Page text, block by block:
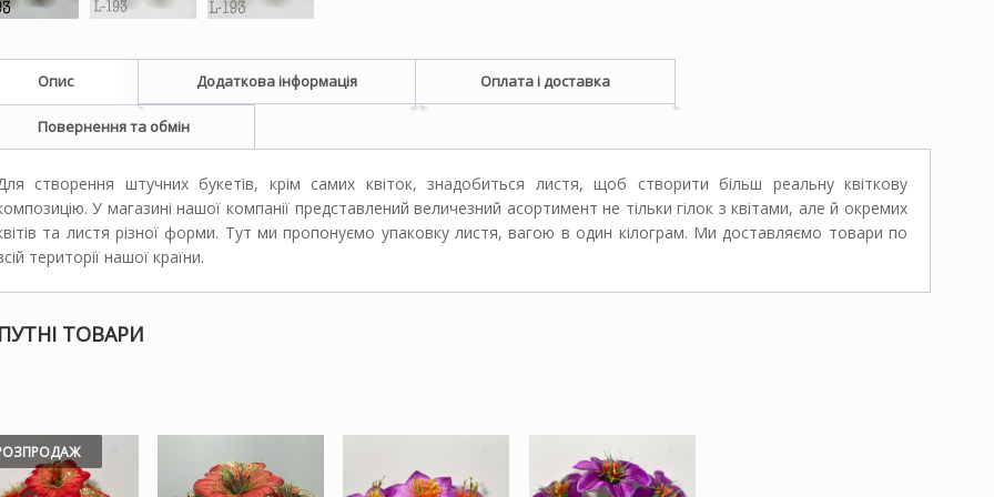
Опис Додаткова інформація Оплата і доставка
Повернення та обмін
створення штучних букетів, крім самих квіток, знадобиться листя, щоб створити більш реальну квіткову
У магазині нашої компанії представлений величезний асортимент не тільки гілок з квітами, але й окремих
та листя різної форми. Тут ми пропонуємо упаковку листя, вагою в один кілограм. Ми доставляємо товари по
території нашої країни.
ТОВАРИ